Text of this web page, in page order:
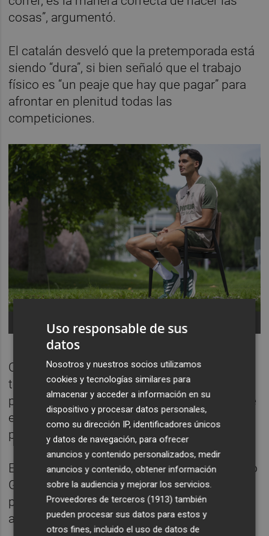
cosas”, argumentó.
El catalán desveló que la pretemporada está
siendo “dura”, si bien señaló que el trabajo
físico es “un peaje que hay que pagar” para
afrontar en plenitud todas las
competiciones.
Foto: VILLARREAL CF
Cardona calificó como “redonda” su primera
temporada en el Villarreal tanto a nivel
personal como colectivo, aunque afirmó que
este año debe dar un pasito más “porque lo
pasado ya no vale”.
El jugador se mostró agradecido a Marcelino
García y su cuerpo técnico “porque desde el
primer día me ha exigido mucho” y le ha
ayudado a “mejorar y corregir errores”.
Uso responsable de sus
datos
Nosotros y nuestros socios utilizamos
cookies y tecnologías similares para
almacenar y acceder a información en su
dispositivo y procesar datos personales,
como su dirección IP, identificadores únicos
y datos de navegación, para ofrecer
anuncios y contenido personalizados, medir
anuncios y contenido, obtener información
sobre la audiencia y mejorar los servicios.
Proveedores de terceros (1913) también
pueden procesar sus datos para estos y
otros fines, incluido el uso de datos de